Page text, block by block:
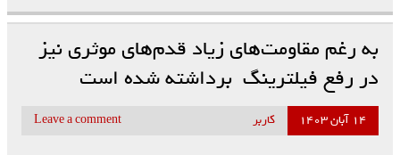
به رغم مقاومت‌های زیاد قدم‌های موثری نیز
در رفع فیلترینگ برداشته شده است
۱۴ آبان ۱۴۰۳ کاربر Leave a comment